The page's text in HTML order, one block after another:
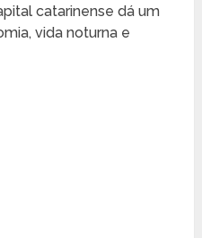
catarinense dá um
vida noturna e